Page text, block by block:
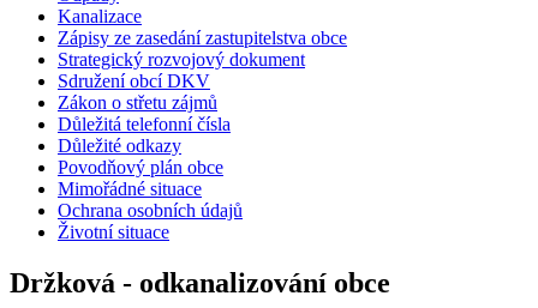
Kanalizace
Zápisy ze zasedání zastupitelstva obce
Strategický rozvojový dokument
Sdružení obcí DKV
Zákon o střetu zájmů
Důležitá telefonní čísla
Důležité odkazy
Povodňový plán obce
Mimořádné situace
Ochrana osobních údajů
Životní situace
Držková - odkanalizování obce